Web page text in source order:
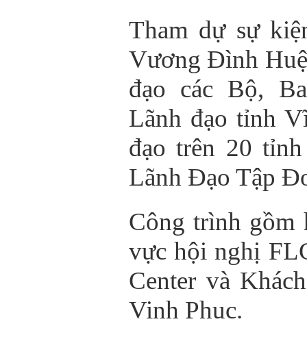
Tham dự sự
Vương Đình
đạo các Bộ,
Lãnh đạo tỉnh
đạo trên 20
Lãnh Đạo Tập
Công trình gồm
vực hội nghị
Center và
Vinh Phuc.